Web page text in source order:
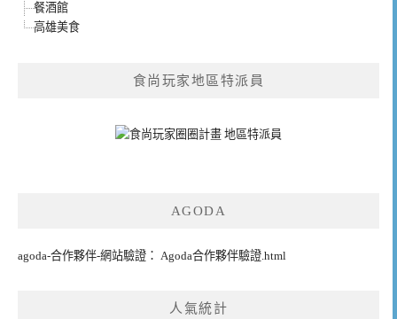
餐酒館
高雄美食
食尚玩家地區特派員
AGODA
agoda-合作夥伴-網站驗證： Agoda合作夥伴驗證.html
人氣統計